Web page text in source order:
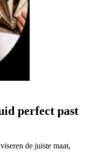
perfect past
de juiste maat,